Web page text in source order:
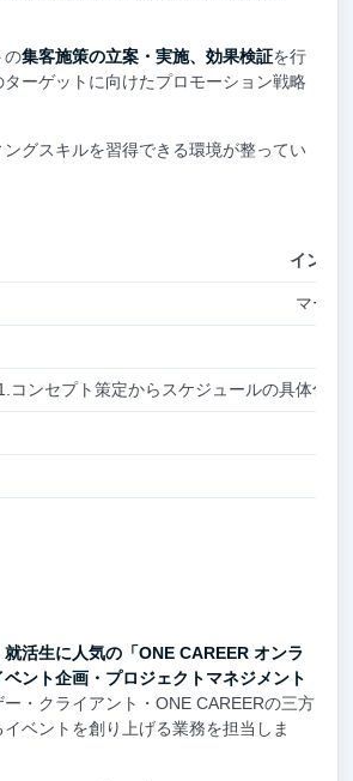
の集客施策の立案・実施、効果検証を行
ーゲットに向けたプロモーション戦略
グスキルを習得できる環境が整ってい
インタ
マーケ
コンセプト策定からスケジュールの具体化
就活生に人気の「ONE CAREER オンラ
ント企画・プロジェクトマネジメント
ー・クライアント・ONE CAREERの三方
ベントを創り上げる業務を担当しま